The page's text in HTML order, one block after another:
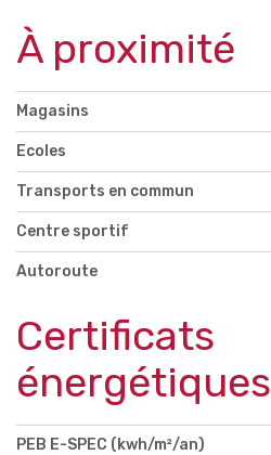
À proximité
Magasins
Ecoles
Transports en commun
Centre sportif
Autoroute
Certificats
énergétiques
PEB E-SPEC (kwh/m²/an)